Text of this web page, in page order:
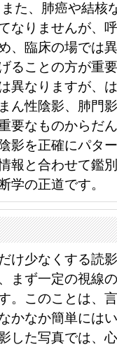
た、肺癌や結核
なりませんが、
、臨床の場では
ることの方が重
異なりますが、
ん性陰影、肺門
要なものからだ
影を正確にパタ
報と合わせて鑑
学の正道です。
け少なくする読
まず一定の視線
。このことは、
かなか簡単には
した写真では、